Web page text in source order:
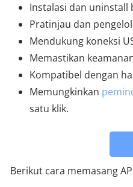
Instalasi dan uninstall
Pratinjau dan
Mendukung koneksi
Memastikan
Kompatibel dengan
Memungkinkan
satu klik.
Berikut cara memasang